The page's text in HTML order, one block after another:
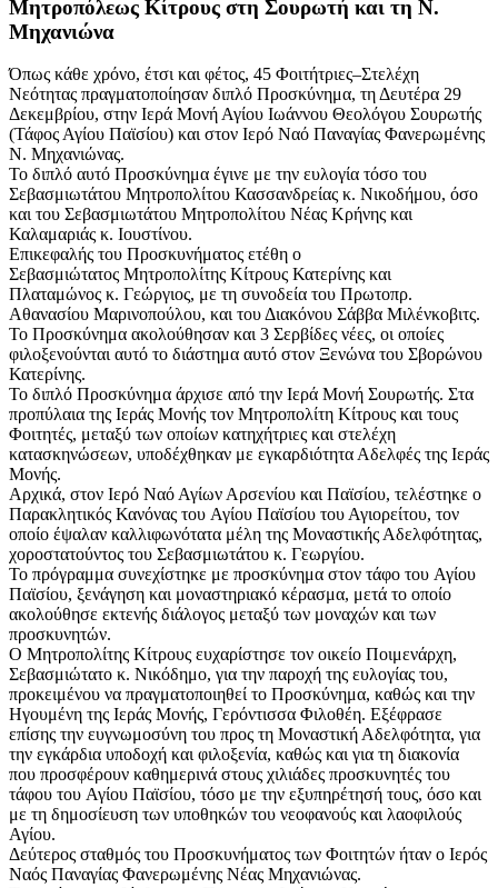
Μητροπόλεως Κίτρους στη Σουρωτή και τη Ν.
Μηχανιώνα
Όπως κάθε χρόνο, έτσι και φέτος, 45 Φοιτήτριες–Στελέχη
Νεότητας πραγματοποίησαν διπλό Προσκύνημα, τη Δευτέρα 29
Δεκεμβρίου, στην Ιερά Μονή Αγίου Ιωάννου Θεολόγου Σουρωτής
(Τάφος Αγίου Παϊσίου) και στον Ιερό Ναό Παναγίας Φανερωμένης
Ν. Μηχανιώνας.
Το διπλό αυτό Προσκύνημα έγινε με την ευλογία τόσο του
Σεβασμιωτάτου Μητροπολίτου Κασσανδρείας κ. Νικοδήμου, όσο
και του Σεβασμιωτάτου Μητροπολίτου Νέας Κρήνης και
Καλαμαριάς κ. Ιουστίνου.
Επικεφαλής του Προσκυνήματος ετέθη ο
Σεβασμιώτατος Μητροπολίτης Κίτρους Κατερίνης και
Πλαταμώνος κ. Γεώργιος, με τη συνοδεία του Πρωτοπρ.
Αθανασίου Μαρινοπούλου, και του Διακόνου Σάββα Μιλένκοβιτς.
Το Προσκύνημα ακολούθησαν και 3 Σερβίδες νέες, οι οποίες
φιλοξενούνται αυτό το διάστημα αυτό στον Ξενώνα του Σβορώνου
Κατερίνης.
Το διπλό Προσκύνημα άρχισε από την Ιερά Μονή Σουρωτής. Στα
προπύλαια της Ιεράς Μονής τον Μητροπολίτη Κίτρους και τους
Φοιτητές, μεταξύ των οποίων κατηχήτριες και στελέχη
κατασκηνώσεων, υποδέχθηκαν με εγκαρδιότητα Αδελφές της Ιεράς
Μονής.
Αρχικά, στον Ιερό Ναό Αγίων Αρσενίου και Παϊσίου, τελέστηκε ο
Παρακλητικός Κανόνας του Αγίου Παϊσίου του Αγιορείτου, τον
οποίο έψαλαν καλλιφωνότατα μέλη της Μοναστικής Αδελφότητας,
χοροστατούντος του Σεβασμιωτάτου κ. Γεωργίου.
Το πρόγραμμα συνεχίστηκε με προσκύνημα στον τάφο του Αγίου
Παϊσίου, ξενάγηση και μοναστηριακό κέρασμα, μετά το οποίο
ακολούθησε εκτενής διάλογος μεταξύ των μοναχών και των
προσκυνητών.
Ο Μητροπολίτης Κίτρους ευχαρίστησε τον οικείο Ποιμενάρχη,
Σεβασμιώτατο κ. Νικόδημο, για την παροχή της ευλογίας του,
προκειμένου να πραγματοποιηθεί το Προσκύνημα, καθώς και την
Ηγουμένη της Ιεράς Μονής, Γερόντισσα Φιλοθέη. Εξέφρασε
επίσης την ευγνωμοσύνη του προς τη Μοναστική Αδελφότητα, για
την εγκάρδια υποδοχή και φιλοξενία, καθώς και για τη διακονία
που προσφέρουν καθημερινά στους χιλιάδες προσκυνητές του
τάφου του Αγίου Παϊσίου, τόσο με την εξυπηρέτησή τους, όσο και
με τη δημοσίευση των υποθηκών του νεοφανούς και λαοφιλούς
Αγίου.
Δεύτερος σταθμός του Προσκυνήματος των Φοιτητών ήταν ο Ιερός
Ναός Παναγίας Φανερωμένης Νέας Μηχανιώνας.